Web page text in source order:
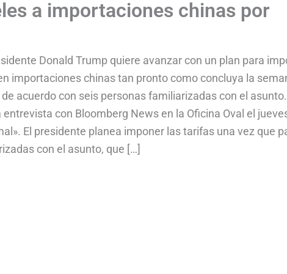
a importaciones chinas por
Donald Trump quiere avanzar con un plan para
importaciones chinas tan pronto como concluya la
acuerdo con seis personas familiarizadas con el asunto.
con Bloomberg News en la Oficina Oval el
El presidente planea imponer las tarifas una vez que
con el asunto, que […]